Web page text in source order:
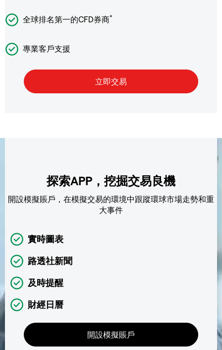
全球排名第一的CFD券商*
專業客戶支援
探索APP，挖掘交易良機
開設模擬賬戶，在模擬交易的環境中跟蹤環球市場走勢和重
大事件
實時圖表
路透社新聞
及時提醒
財經日曆